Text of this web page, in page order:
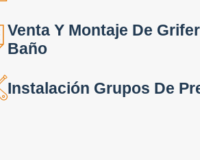
Venta Y Montaje De
Baño
Instalación Grupos De